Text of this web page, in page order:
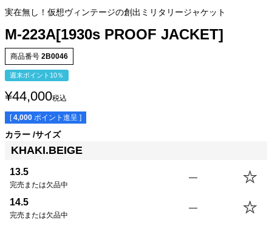
サイズ 身丈
13.5(XS)
14.5(S)
67.5cm
16.5(L)
73.5cm
実在無し！仮想ヴィンテージの創出ミリタリージャケット
M-223A[1930s PROOF JACKET]
商品番号 2B0046
週末ポイント10％
¥44,000税込
[ 4,000 ポイント進呈 ]
カラー サイズ
KHAKI.BEIGE
13.5
完売または欠品中
—
14.5
完売または欠品中
—